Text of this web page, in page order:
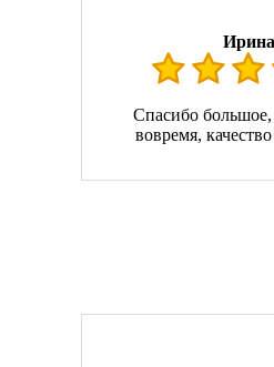
Ирина
Спасибо
вовремя,